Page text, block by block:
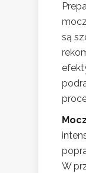
są
W